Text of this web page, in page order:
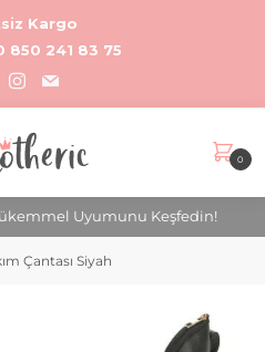
Kargo
850 241 83 75
0
Uyumunu Keşfedin!
Çantası Siyah